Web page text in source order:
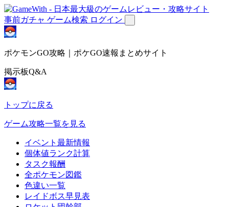
事前ガチャ ゲーム検索 ログイン
ポケモンGO攻略｜ポケGO速報まとめサイト
掲示板Q&A
トップに戻る
ゲーム攻略一覧を見る
イベント最新情報
個体値ランク計算
タスク報酬
全ポケモン図鑑
色違い一覧
レイドボス早見表